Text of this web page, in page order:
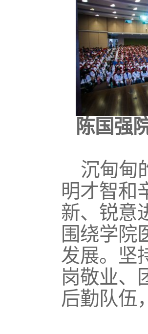
陈国强
沉甸甸
明才智和
新、锐意
围绕学院
发展。坚
岗敬业、
后勤队伍